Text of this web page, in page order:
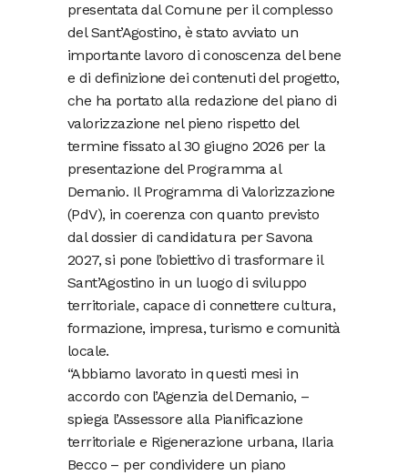
presentata dal Comune per il complesso
del Sant’Agostino, è stato avviato un
importante lavoro di conoscenza del bene
e di definizione dei contenuti del progetto,
che ha portato alla redazione del piano di
valorizzazione nel pieno rispetto del
termine fissato al 30 giugno 2026 per la
presentazione del Programma al
Demanio. Il Programma di Valorizzazione
(PdV), in coerenza con quanto previsto
dal dossier di candidatura per Savona
2027, si pone l’obiettivo di trasformare il
Sant’Agostino in un luogo di sviluppo
territoriale, capace di connettere cultura,
formazione, impresa, turismo e comunità
locale.
“Abbiamo lavorato in questi mesi in
accordo con l’Agenzia del Demanio, –
spiega l’Assessore alla Pianificazione
territoriale e Rigenerazione urbana, Ilaria
Becco – per condividere un piano